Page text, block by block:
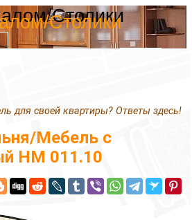
Столики
Столики
для своей квартиры? Ответы здесь!
Мебель с
НМ 011.10